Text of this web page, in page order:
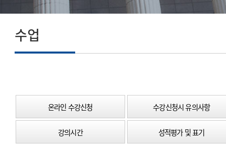
수업
온라인 수강신청 수강신청시 유의사항
강의시간 성적평가 및 표기